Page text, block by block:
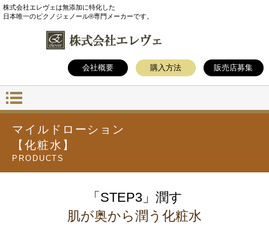
株式会社エレヴェは無添加に特化した
日本唯一のピクノジェノール®専門メーカーです。
会社概要 購入方法 販売店募集
マイルドローション
【化粧水】
PRODUCTS
「STEP3」潤す
肌が奥から潤う化粧水